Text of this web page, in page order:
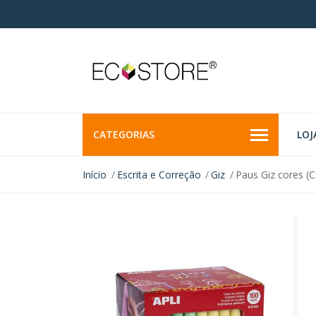
CATEGORIAS
Início Escrita e Correção Giz Paus Giz cores